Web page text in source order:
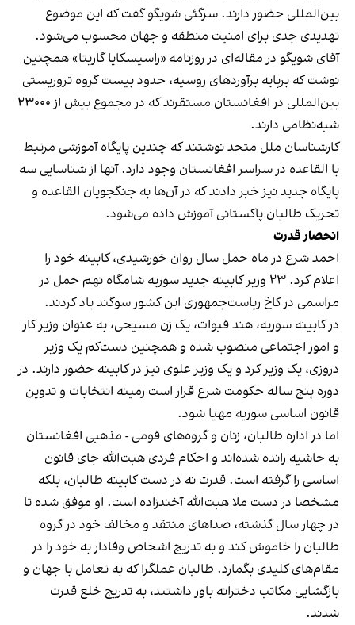
بین‌المللی حضور دارند. سرگئی شویگو گفت که این موضوع
تهدیدی جدی برای امنیت منطقه و جهان محسوب می‌شود.
آقای شویگو در مقاله‌ای در روزنامه «راسیسکایا گازیتا» همچنین
نوشت که برپایه برآوردهای روسیه، حدود بیست گروه تروریستی
بین‌المللی در افغانستان مستقرند که در مجموع بیش از ۲۳۰۰۰
شبه‌نظامی دارند.
کارشناسان ملل متحد نوشتند که چندین پایگاه آموزشی مرتبط
با القاعده در سراسر افغانستان وجود دارد. آنها از شناسایی سه
پایگاه جدید نیز خبر دادند که در آن‌ها به جنگجویان القاعده و
تحریک طالبان پاکستانی آموزش داده می‌شود.
انحصار قدرت
احمد شرع در ماه حمل سال روان خورشیدی، کابینه خود را
اعلام کرد. ۲۳ وزیر کابینه جدید سوریه شامگاه نهم حمل در
مراسمی در کاخ ریاست‌جمهوری این کشور سوگند یاد کردند.
در کابینه سوریه، هند قبوات، یک زن مسیحی، به ‌عنوان وزیر کار
و امور اجتماعی منصوب شده و همچنین دست‌کم یک وزیر
دروزی، یک وزیر کرد و یک وزیر علوی نیز در کابینه حضور دارند. در
دوره پنج ساله حکومت شرع قرار است زمینه انتخابات و تدوین
قانون اساسی سوریه مهیا شود.
اما در اداره طالبان، زنان و گروه‌های قومی - مذهبی افغانستان
به حاشیه رانده شده‌اند و احکام فردی هبت‌الله جای قانون
اساسی را گرفته است. قدرت نه در دست کابینه طالبان، بلکه
مشخصا در دست ملا هبت‌الله آخندزاده است. او موفق شده تا
در چهار سال گذشته، صداهای منتقد و مخالف خود در گروه
طالبان را خاموش کند و به تدریج اشخاص وفادار به خود را در
مقام‌های کلیدی بگمارد. طالبان عملگرا که به تعامل با جهان و
بازگشایی مکاتب دخترانه باور داشتند، به تدریج خلع قدرت
شدند.